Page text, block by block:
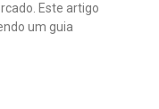
Este artigo
um guia